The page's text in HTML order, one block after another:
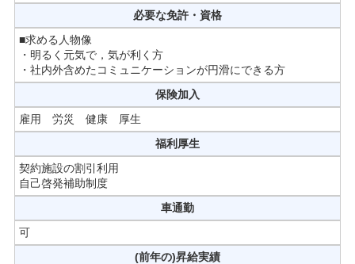
必要な免許・資格
■求める人物像
・明るく元気で，気が利く方
・社内外含めたコミュニケーションが円滑にできる方
保険加入
雇用 労災 健康 厚生
福利厚生
契約施設の割引利用
自己啓発補助制度
車通勤
可
(前年の)昇給実績